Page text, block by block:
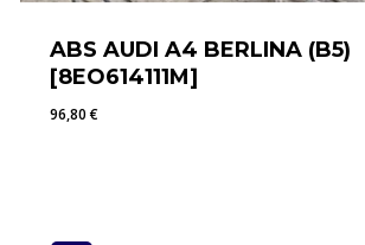
ABS AUDI A4 BERLINA (B5)
[8EO614111M]
96,80€